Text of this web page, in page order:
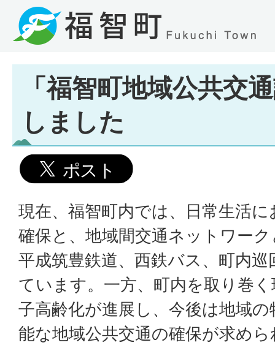
「福智町地域公共交
しました
現在、福智町内では、日常生活
確保と、地域間交通ネットワー
平成筑豊鉄道、西鉄バス、町内
ています。一方、町内を取り巻
子高齢化が進展し、今後は地域
能な地域公共交通の確保が求め